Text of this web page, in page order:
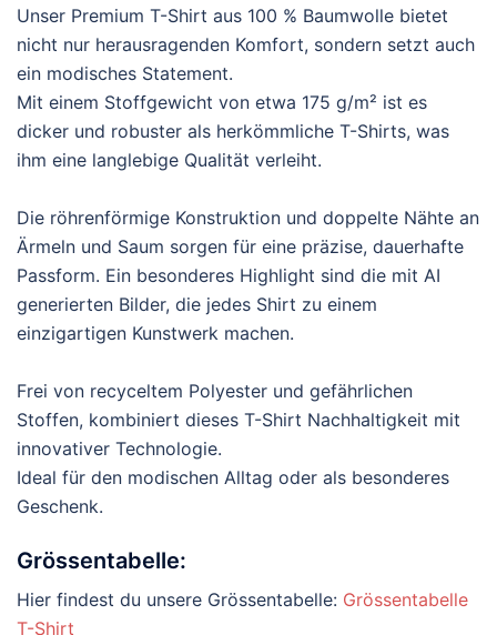
Unser Premium T-Shirt aus 100 % Baumwolle bietet
nicht nur herausragenden Komfort, sondern setzt auch
ein modisches Statement.
Mit einem Stoffgewicht von etwa 175 g/m² ist es
dicker und robuster als herkömmliche T-Shirts, was
ihm eine langlebige Qualität verleiht.
Die röhrenförmige Konstruktion und doppelte Nähte an
Ärmeln und Saum sorgen für eine präzise, dauerhafte
Passform. Ein besonderes Highlight sind die mit AI
generierten Bilder, die jedes Shirt zu einem
einzigartigen Kunstwerk machen.
Frei von recyceltem Polyester und gefährlichen
Stoffen, kombiniert dieses T-Shirt Nachhaltigkeit mit
innovativer Technologie.
Ideal für den modischen Alltag oder als besonderes
Geschenk.
Grössentabelle:
Hier findest du unsere Grössentabelle: Grössentabelle
T-Shirt